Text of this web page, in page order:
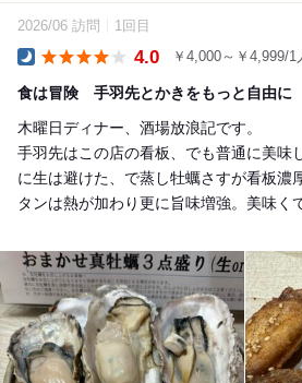
2026/06 訪問 1回目
4.0 ￥4,000～￥4,999/1
食は冒険 手羽先とかきをもっと自由に
木曜日ディナー、酒場放浪記です。
手羽先はこの店の看板、でも普通に美味
に生は避けた、で蒸し牡蠣さすが看板濃
タンは熱が加わり更に旨味増強。美味く